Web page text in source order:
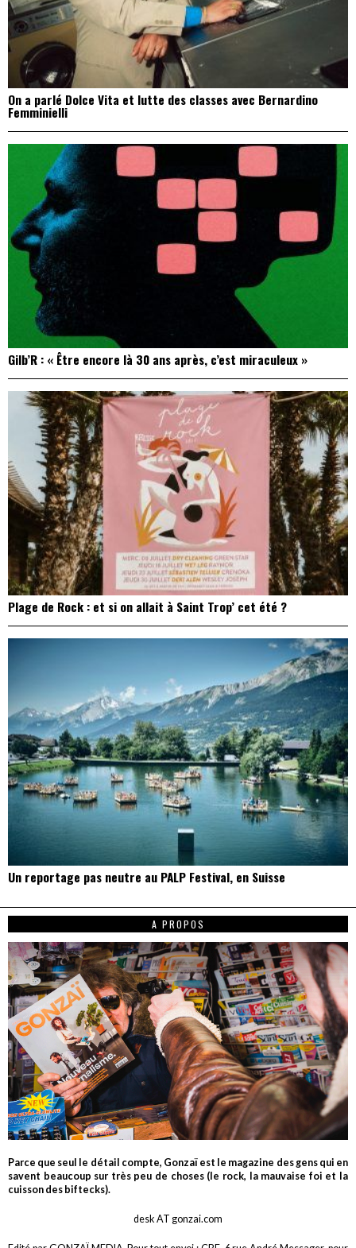
On a parlé Dolce Vita et lutte des classes avec Bernardino
Femminielli
Gilb’R : « Être encore là 30 ans après, c’est miraculeux »
Plage de Rock : et si on allait à Saint Trop’ cet été ?
Un reportage pas neutre au PALP Festival, en Suisse
A PROPOS
Parce que seul le détail compte, Gonzaï est le magazine des gens qui en
savent beaucoup sur très peu de choses (le rock, la mauvaise foi et la
cuisson des biftecks).
desk AT gonzai.com